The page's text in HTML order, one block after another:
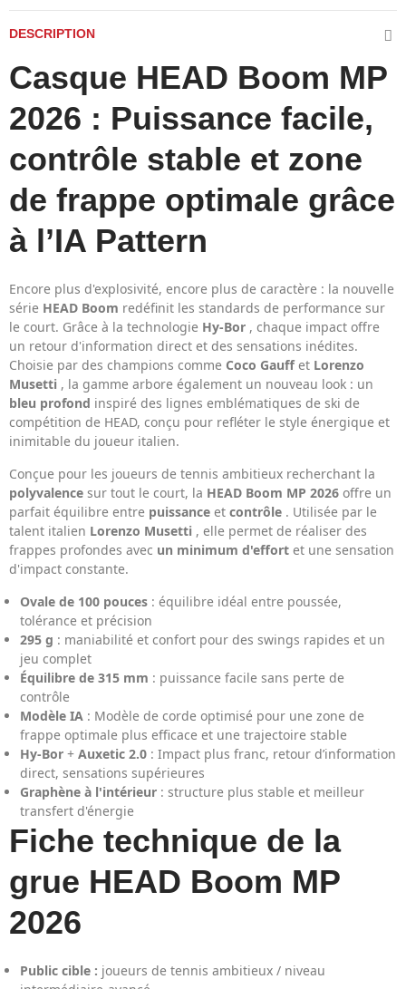
DESCRIPTION
Casque HEAD Boom MP
2026 : Puissance facile,
contrôle stable et zone
de frappe optimale grâce
à l’IA Pattern
Encore plus d'explosivité, encore plus de caractère : la nouvelle
série HEAD Boom redéfinit les standards de performance sur
le court. Grâce à la technologie Hy-Bor , chaque impact offre
un retour d'information direct et des sensations inédites.
Choisie par des champions comme Coco Gauffet Lorenzo
Musetti , la gamme arbore également un nouveau look : un
bleu profond inspiré des lignes emblématiques de ski de
compétition de HEAD, conçu pour refléter le style énergique et
inimitable du joueur italien.
Conçue pour les joueurs de tennis ambitieux recherchant la
polyvalence sur tout le court, la HEAD Boom MP 2026 offre un
parfait équilibre entre puissance et contrôle . Utilisée par le
talent italien Lorenzo Musetti , elle permet de réaliser des
frappes profondes avec un minimum d'effort et une sensation
d'impact constante.
Ovale de 100 pouces : équilibre idéal entre poussée,
tolérance et précision
295 g : maniabilité et confort pour des swings rapides et un
jeu complet
Équilibre de 315 mm : puissance facile sans perte de
contrôle
Modèle IA : Modèle de corde optimisé pour une zone de
frappe optimale plus efficace et une trajectoire stable
Hy-Bor + Auxetic 2.0 : Impact plus franc, retour d’information
direct, sensations supérieures
Graphène à l'intérieur : structure plus stable et meilleur
transfert d'énergie
Fiche technique de la
grue HEAD Boom MP
2026
Public cible : joueurs de tennis ambitieux / niveau